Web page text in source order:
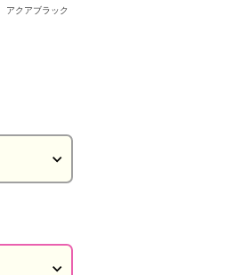
アクアブラック